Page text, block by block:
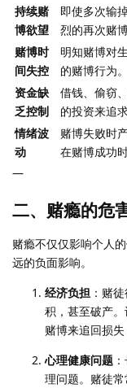
持续赌
博欲望
即使多次输
烈的再次赌
赌博时
间失控
明知赌博对
的赌博行为。
资金缺
乏控制
借钱、偷窃
的投资来追求
情绪波
动
赌博失败时
在赌博成功
—
二、赌瘾的危
赌瘾不仅仅影响个人
远的负面影响。
经济负担 ：赌
积，甚至破产
赌博来追回损失
心理健康问题
理问题。赌徒